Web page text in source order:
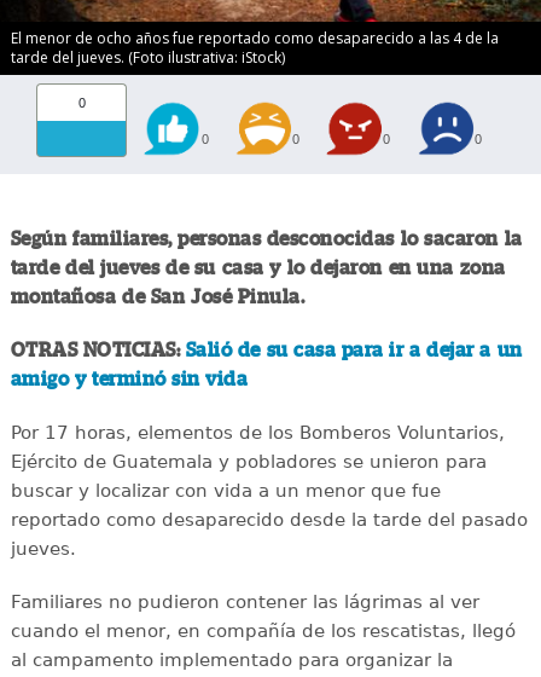
El menor de ocho años fue reportado como desaparecido a las 4 de la
tarde del jueves. (Foto ilustrativa: iStock)
0
0 0 0 0
Según familiares, personas desconocidas lo sacaron la
tarde del jueves de su casa y lo dejaron en una zona
montañosa de San José Pinula.
OTRAS NOTICIAS: Salió de su casa para ir a dejar a un
amigo y terminó sin vida
Por 17 horas, elementos de los Bomberos Voluntarios,
Ejército de Guatemala y pobladores se unieron para
buscar y localizar con vida a un menor que fue
reportado como desaparecido desde la tarde del pasado
jueves.
Familiares no pudieron contener las lágrimas al ver
cuando el menor, en compañía de los rescatistas, llegó
al campamento implementado para organizar la